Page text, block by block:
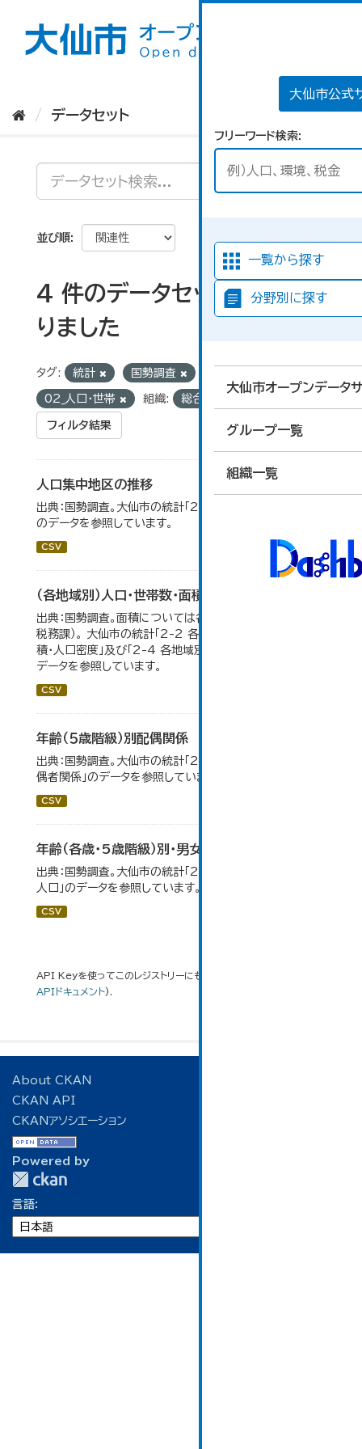
大仙市公式
フリーワード検索
一覧から探す
分野別に探す
大仙市オープンデータ
グループ一覧
組織一覧
データセット
並び順
4 件のデータセットが見つか
りました
タグ: 統計 国勢調査
02_人口・世帯 組織: 総合政策課
フィルタ結果
人口集中地区の推移
出典：国勢調査。大仙市の統計「2-3 人口集中地区の推移」
のデータを参照しています。
CSV
（各地域別）人口・世帯数・面積・人口密度
出典：国勢調査。面積については各年１月１日時点（大仙市
税務課）。 大仙市の統計「2-2 各地域別人口・人口増減・面
積・人口密度」及び「2-4 各地域別人口・世帯数の推移」の
データを参照しています。
CSV
年齢（５歳階級）別配偶関係
出典：国勢調査。大仙市の統計「2-12 年齢（5歳階級）別配
偶者関係」のデータを参照しています。
CSV
年齢（各歳・5歳階級）別・男女別人口
出典：国勢調査。大仙市の統計「2-1 年齢（各歳）別・男女別
人口」のデータを参照しています。
CSV
API Keyを使ってこのレジストリーにもアクセス可能です
APIドキュメント).
About CKAN
CKAN API
CKANアソシエーション
Powered by
言語